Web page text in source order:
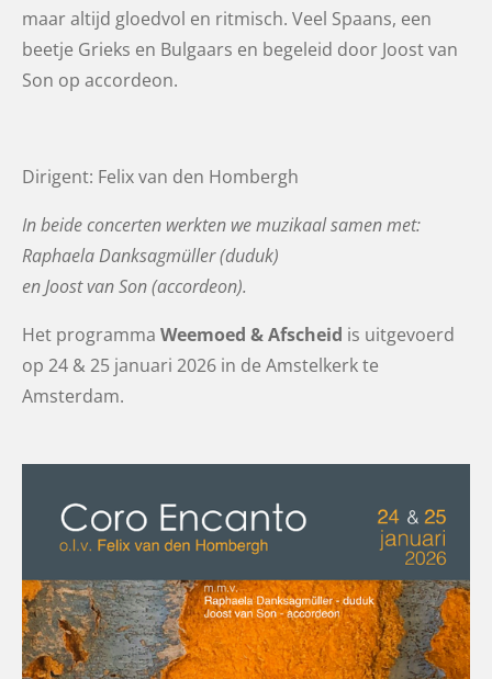
maar altijd gloedvol en ritmisch. Veel Spaans, een
beetje Grieks en Bulgaars en begeleid door Joost van
Son op accordeon.
Dirigent: Felix van den Hombergh
In beide concerten werkten we muzikaal samen met:
RaphaelaDanksagmüller(duduk)
en Joost van Son (accordeon).
Het programma Weemoed & Afscheid is uitgevoerd
op 24 & 25 januari 2026 in de Amstelkerk te
Amsterdam.